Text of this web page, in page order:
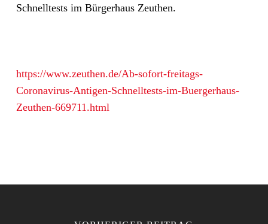
Schnelltests im Bürgerhaus Zeuthen.
https://www.zeuthen.de/Ab-sofort-freitags-
Coronavirus-Antigen-Schnelltests-im-Buergerhaus-
Zeuthen-669711.html